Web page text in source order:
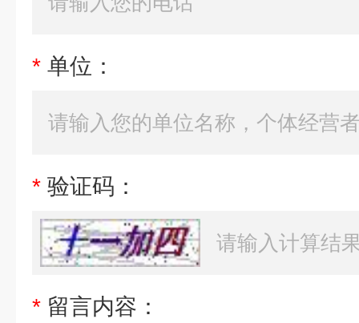
* 单位：
* 验证码：
* 留言内容：